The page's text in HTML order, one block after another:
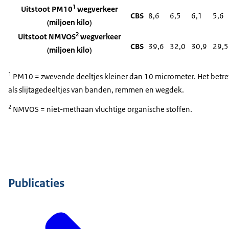
Uitstoot PM101 wegverkeer
(miljoen kilo)
CBS 8,6 6,5 6,1 5,6
Uitstoot NMVOS2wegverkeer
(miljoen kilo)
CBS 39,6 32,0 30,9 29,5
1 PM10 = zwevende deeltjes kleiner dan 10 micrometer. Het
als slijtagedeeltjes van banden, remmen en wegdek.
2 NMVOS = niet-methaan vluchtige organische stoffen.
Publicaties